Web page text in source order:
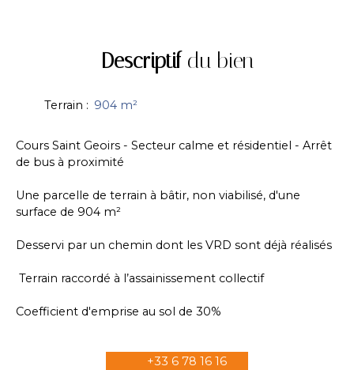
Descriptifdu bien
Terrain : 904 m²
Cours Saint Geoirs - Secteur calme et résidentiel - Arrêt
de bus à proximité
Une parcelle de terrain à bâtir, non viabilisé, d'une
surface de 904 m²
Desservi par un chemin dont les VRD sont déjà réalisés
Terrain raccordé à l’assainissement collectif
Coefficient d'emprise au sol de 30%
+33 6 78 16 16